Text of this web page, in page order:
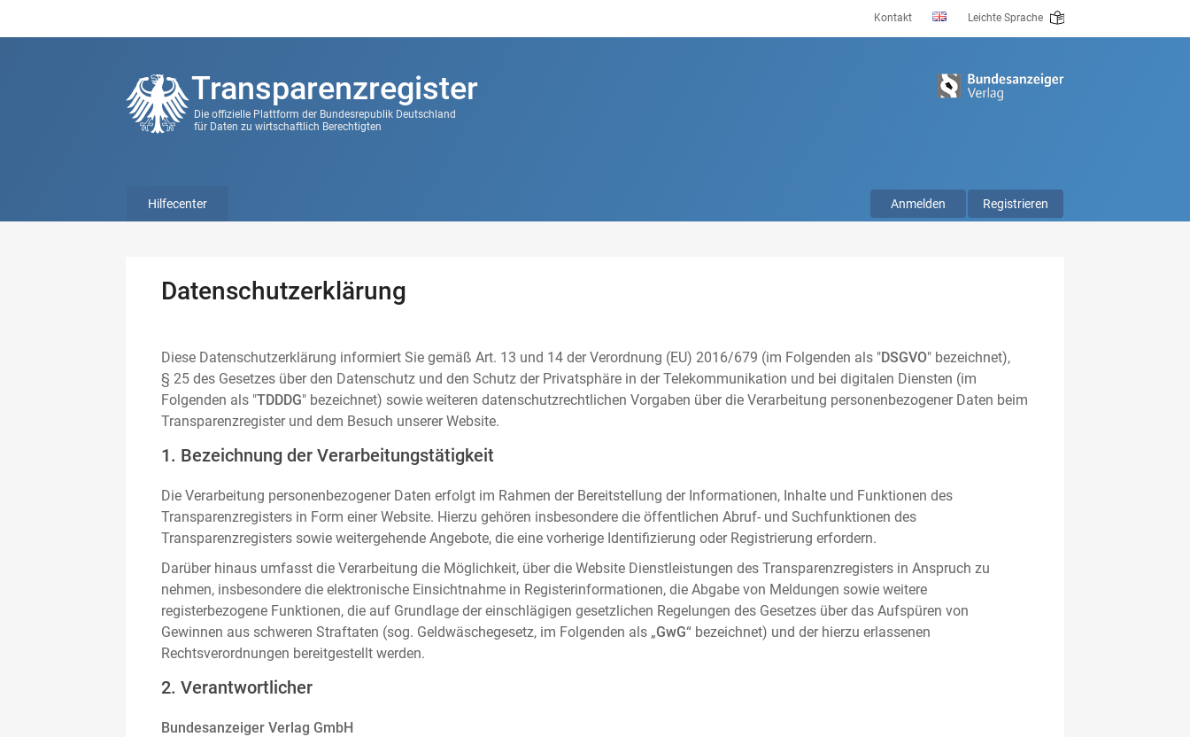
Kontakt Leichte Sprache
Transparenzregister
Die offizielle Plattform der Bundesrepublik Deutschland
für Daten zu wirtschaftlich Berechtigten
Anmelden Registrieren
Hilfecenter
Datenschutzerklärung
Diese Datenschutzerklärung informiert Sie gemäß Art. 13 und 14 der Verordnung (EU) 2016/679 (im Folgenden als "DSGVO" bezeichnet),
§ 25 des Gesetzes über den Datenschutz und den Schutz der Privatsphäre in der Telekommunikation und bei digitalen Diensten (im
Folgenden als "TDDDG" bezeichnet) sowie weiteren datenschutzrechtlichen Vorgaben über die Verarbeitung personenbezogener Daten beim
Transparenzregister und dem Besuch unserer Website.
1. Bezeichnung der Verarbeitungstätigkeit
Die Verarbeitung personenbezogener Daten erfolgt im Rahmen der Bereitstellung der Informationen, Inhalte und Funktionen des
Transparenzregisters in Form einer Website. Hierzu gehören insbesondere die öffentlichen Abruf- und Suchfunktionen des
Transparenzregisters sowie weitergehende Angebote, die eine vorherige Identifizierung oder Registrierung erfordern.
Darüber hinaus umfasst die Verarbeitung die Möglichkeit, über die Website Dienstleistungen des Transparenzregisters in Anspruch zu
nehmen, insbesondere die elektronische Einsichtnahme in Registerinformationen, die Abgabe von Meldungen sowie weitere
registerbezogene Funktionen, die auf Grundlage der einschlägigen gesetzlichen Regelungen des Gesetzes über das Aufspüren von
Gewinnen aus schweren Straftaten (sog. Geldwäschegesetz, im Folgenden als „GwG“ bezeichnet) und der hierzu erlassenen
Rechtsverordnungen bereitgestellt werden.
2. Verantwortlicher
Bundesanzeiger Verlag GmbH